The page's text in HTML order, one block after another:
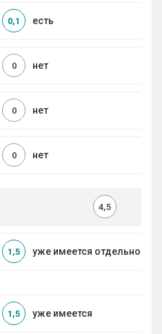
есть
0,1
нет
0
нет
0
нет
0
4,5
уже имеется
1,5
уже имеется
1,5